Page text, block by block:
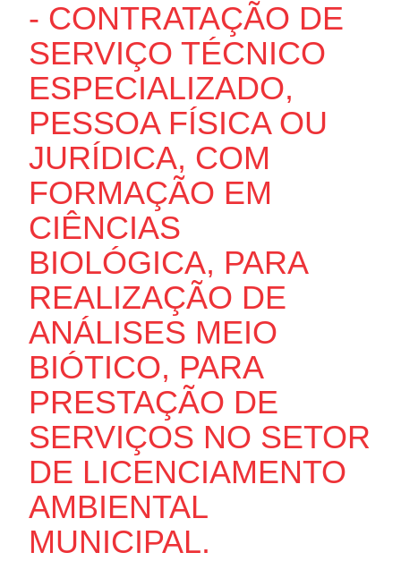
- CONTRATAÇÃO DE
SERVIÇO TÉCNICO
ESPECIALIZADO,
PESSOA FÍSICA OU
JURÍDICA, COM
FORMAÇÃO EM
CIÊNCIAS
BIOLÓGICA, PARA
REALIZAÇÃO DE
ANÁLISES MEIO
BIÓTICO, PARA
PRESTAÇÃO DE
SERVIÇOS NO SETOR
DE LICENCIAMENTO
AMBIENTAL
MUNICIPAL.